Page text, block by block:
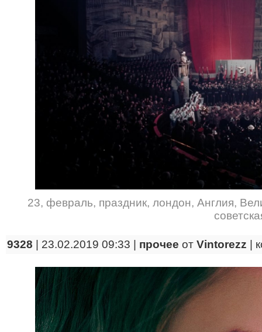
23, февраль, праздник, лондон, Англия,
9328 | 23.02.2019 09:33 | прочее от Vintorezz